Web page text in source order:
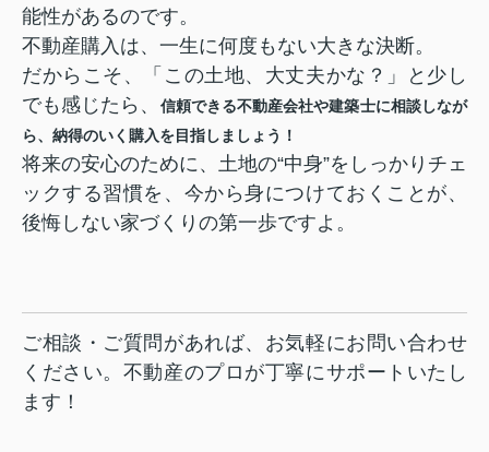
能性があるのです。
不動産購入は、一生に何度もない大きな決断。
だからこそ、「この土地、大丈夫かな？」と少し
でも感じたら、
信頼できる不動産会社や建築士に相談しなが
ら、納得のいく購入を目指しましょう！
将来の安心のために、土地の“中身”をしっかりチェ
ックする習慣を、今から身につけておくことが、
後悔しない家づくりの第一歩ですよ。
ご相談・ご質問があれば、お気軽にお問い合わせ
ください。不動産のプロが丁寧にサポートいたし
ます！